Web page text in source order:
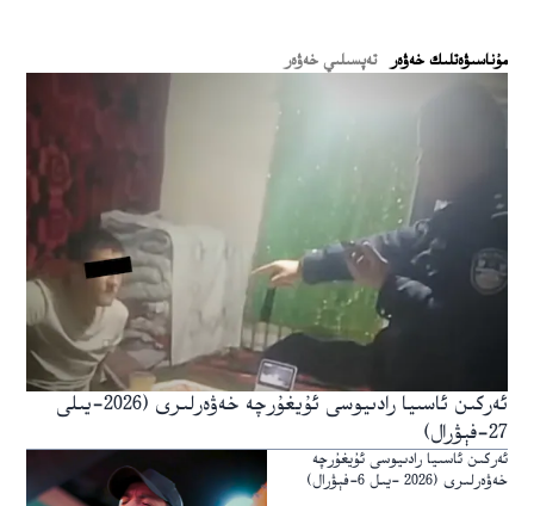
ﻣﯘﻧﺎﺳﯩﯟﻩﺗﻠﯩﻚ ﺧﻪﯞﻩﺭ تەپسىلىي خەۋەر
ئەركىن ئاسىيا رادىيوسى ئۇيغۇرچە خەۋەرلىرى (2026-يىلى
27-فېۋرال)
ئەركىن ئاسىيا رادىيوسى ئۇيغۇرچە
خەۋەرلىرى (2026 -يىل 6-فېۋرال)